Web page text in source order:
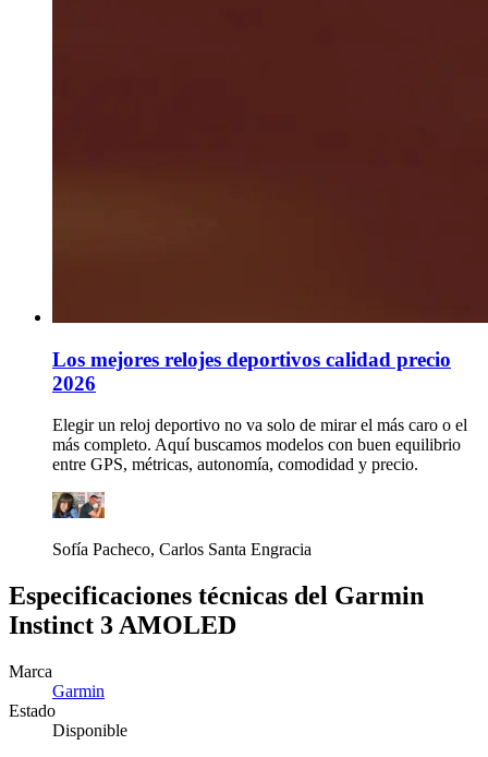
Los mejores relojes deportivos calidad precio
2026
Elegir un reloj deportivo no va solo de mirar el más caro o el
más completo. Aquí buscamos modelos con buen equilibrio
entre GPS, métricas, autonomía, comodidad y precio.
Sofía Pacheco, Carlos Santa Engracia
Especificaciones técnicas del Garmin
Instinct 3 AMOLED
Marca
Garmin
Estado
Disponible